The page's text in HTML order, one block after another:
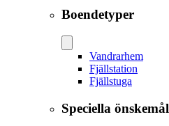
Boendetyper
Vandrarhem
Fjällstation
Fjällstuga
Speciella önskemål